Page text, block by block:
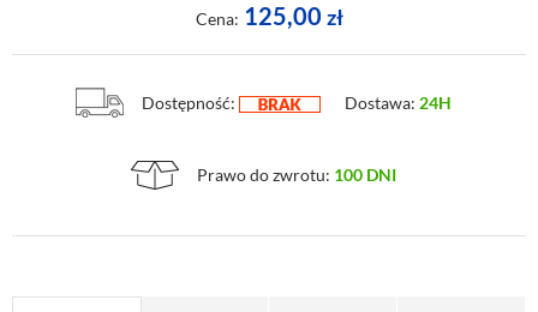
Cena: 125,00 zł
Dostępność: Dostawa: 24H
Prawo do zwrotu: 100 DNI